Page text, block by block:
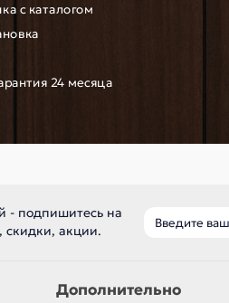
с каталогом
24 месяца
- подпишитесь на
скидки, акции.
Дополнительно